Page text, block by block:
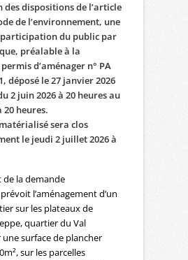
des dispositions de l’article
de l’environnement, une
du public par
préalable à la
d’aménager n° PA
déposé le 27 janvier 2026
2 juin 2026 à 20 heures au
20 heures.
sera clos
le jeudi 2 juillet 2026 à
la demande
l’aménagement d’un
sur les plateaux de
quartier du Val
une surface de plancher
sur les parcelles